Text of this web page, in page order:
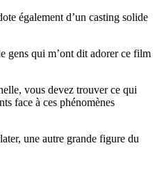
également d’un casting solide
gens qui m’ont dit adorer ce film
vous devez trouver ce qui
face à ces phénomènes
une autre grande figure du